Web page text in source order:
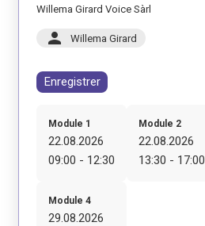
Willema Girard Voice Sàrl
person Willema Girard
Enregistrer
Module 1
22.08.2026
09:00 - 12:30
Module 2
22.08.2026
13:30 - 17:00
Module 4
29.08.2026